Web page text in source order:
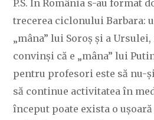
P.S. În România s-au format
trecerea ciclonului Barbara:
„mâna” lui Soroș și a
convinși că e „mâna” lui
pentru profesori este să nu-
să continue activitatea în
început poate exista o